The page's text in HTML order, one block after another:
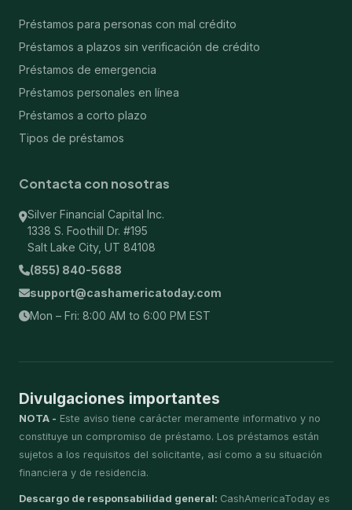
Préstamos para personas con mal crédito
Préstamos a plazos sin verificación de crédito
Préstamos de emergencia
Préstamos personales en línea
Préstamos a corto plazo
Tipos de préstamos
Contacta con nosotras
Silver Financial Capital Inc.
1338 S. Foothill Dr. #195
Salt Lake City, UT 84108
(855) 840-5688
support@cashamericatoday.com
Mon – Fri: 8:00 AM to 6:00 PM EST
Divulgaciones importantes
NOTA - Este aviso tiene carácter meramente informativo y no
constituye un compromiso de préstamo. Los préstamos están
sujetos a los requisitos del solicitante, así como a su situación
financiera y de residencia.
Descargo de responsabilidad general: CashAmericaToday es